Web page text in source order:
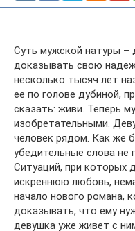
Суть мужской натуры –
доказывать свою
несколько тысяч лет
ее по голове дубиной,
сказать: живи. Теперь
изобретательными.
человек рядом. Как же
убедительные слова не
Ситуаций, при которых
искреннюю любовь,
начало нового романа,
доказывать, что ему
девушка уже живет с